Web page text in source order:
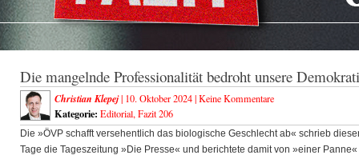
Die mangelnde Professionalität bedroht unsere
Christian Klepej| 10. Oktober 2024 |Keine Kommentare
Kategorie: Editorial, Fazit 206
Die »ÖVP schafft versehentlich das biologische Geschlecht ab« schrieb
Tage die Tageszeitung »Die Presse« und berichtete damit von »einer